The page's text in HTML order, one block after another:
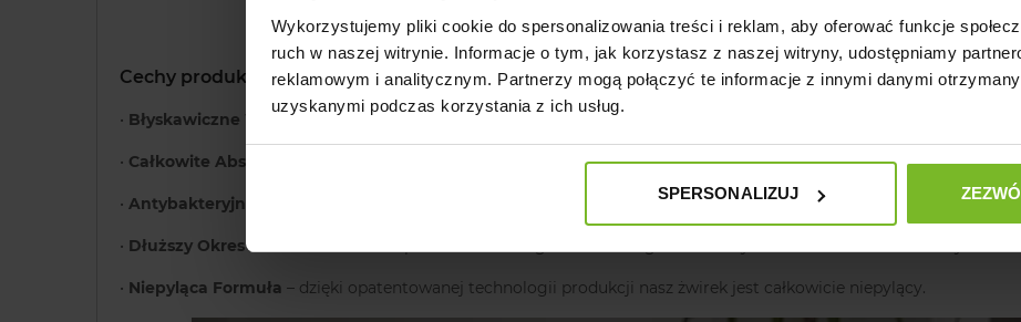
Wykorzystujemy pliki cookie do spersonalizowania treści i reklam, aby oferować funkcje
ruch w naszej witrynie. Informacje o tym, jak korzystasz z naszej witryny, udostępniamy
reklamowym i analitycznym. Partnerzy mogą połączyć te informacje z innymi danymi
uzyskanymi podczas korzystania z ich usług.
SPERSONALIZUJ
Cechy produktu
• Błyskawiczne Wchłanianie Cieczy – Silikonowy żwirek dla kotów zapewnia błyskawiczne wchłanianie cieczy.
• Całkowite Absorbowanie Zapachów – Absorbuje zapachy i nie pozwala im się wydostać poza kuwetę
• Antybakteryjna Ochrona – żwirek chroni Twojego futrzanego przyjaciela przed niepożądanymi bakteriami i
• Dłuższy Okres Ważności
• Niepyląca Formuła – dzięki opatentowanej technologii produkcji nasz żwirek jest całkowicie niepylący.